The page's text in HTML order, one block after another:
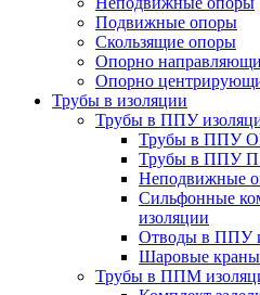
Подвижные опоры
Скользящие опоры
Опорно
Опорно
Трубы в изоляции
Трубы в ППУ
Трубы в ППУ
Трубы в ППУ
Неподвижные
Сильфонные
изоляции
Отводы в ППУ
Шаровые
Трубы в ППМ